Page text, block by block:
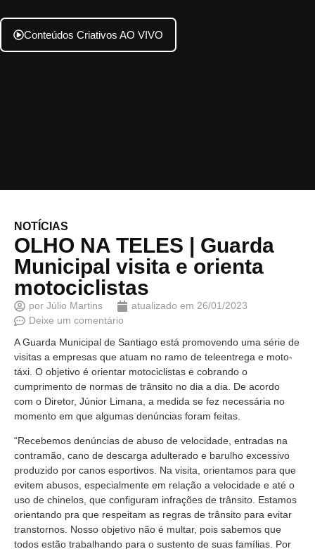
Conteúdos Criativos AO VIVO
NOTÍCIAS
OLHO NA TELES | Guarda
Municipal visita e orienta
motociclistas
por Júlio Martins atualizado em 26/01/2023
Deixe um comentário
A Guarda Municipal de Santiago está promovendo uma série de
visitas a empresas que atuam no ramo de teleentrega e moto-
táxi. O objetivo é orientar motociclistas e cobrando o
cumprimento de normas de trânsito no dia a dia. De acordo
com o Diretor, Júnior Limana, a medida se fez necessária no
momento em que algumas denúncias foram feitas.
“Recebemos denúncias de abuso de velocidade, entradas na
contramão, cano de descarga adulterado e barulho excessivo
produzido por canos esportivos. Na visita, orientamos para que
evitem abusos, especialmente em relação a velocidade e até o
uso de chinelos, que configuram infrações de trânsito. Estamos
orientando pra que respeitam as regras de trânsito para evitar
transtornos. Nosso objetivo não é multar, pois sabemos que
todos estão trabalhando para o sustento de suas famílias. Por